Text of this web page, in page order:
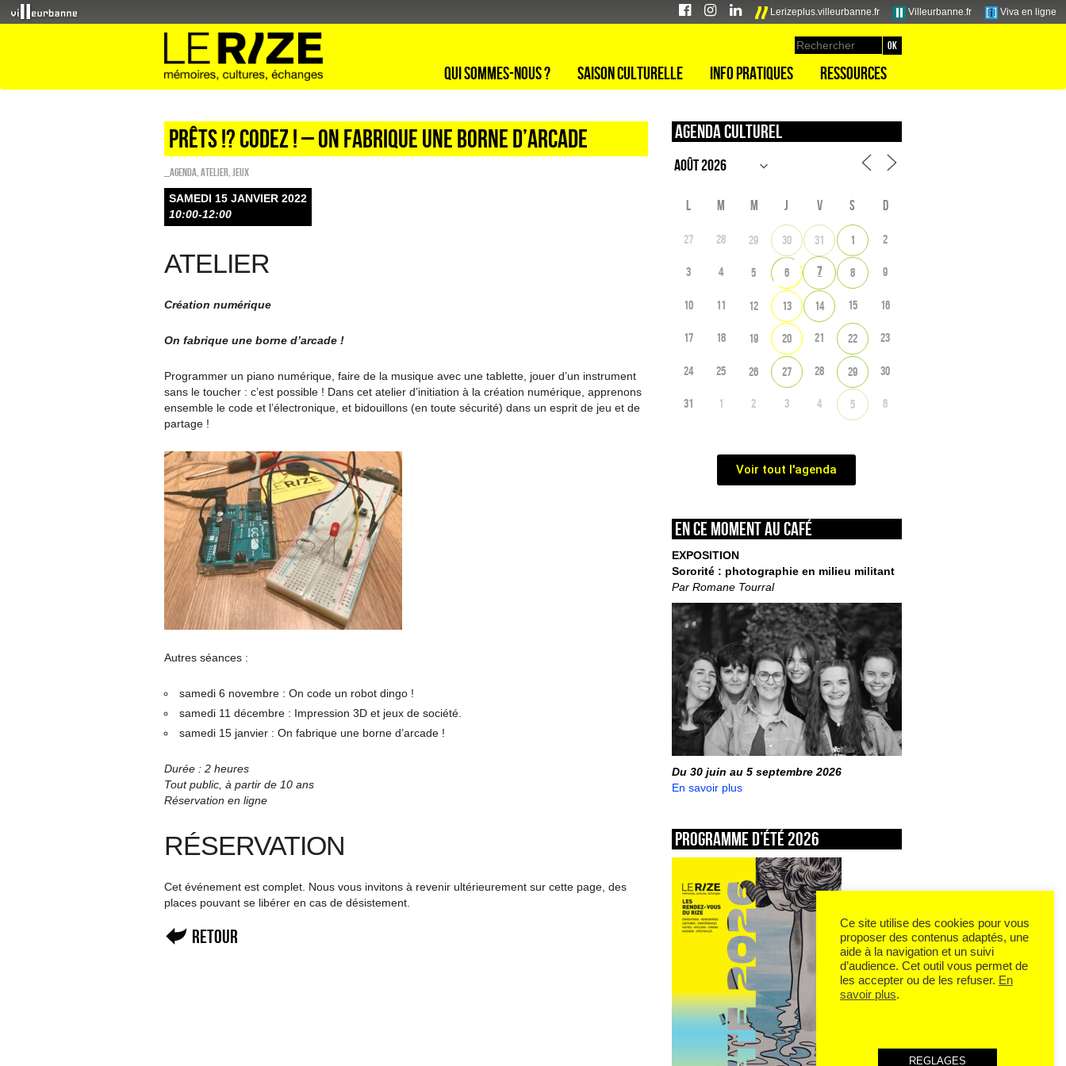
Lerizeplus.villeurbanne.fr Villeurbanne.fr Viva en ligne
Qui sommes-nous ? Saison culturelle Info pratiques Ressources
PRÊTS !? CODEZ ! – On fabrique une borne d’arcade
_Agenda Atelier Jeux
SAMEDI 15 JANVIER 2022
10:00-12:00
ATELIER
Création numérique
On fabrique une borne d’arcade !
Programmer un piano numérique, faire de la musique avec une tablette, jouer d’un instrument
sans le toucher : c’est possible ! Dans cet atelier d’initiation à la création numérique, apprenons
ensemble le code et l’électronique, et bidouillons (en toute sécurité) dans un esprit de jeu et de
partage !
Autres séances :
samedi 6 novembre : On code un robot dingo !
samedi 11 décembre : Impression 3D et jeux de société.
samedi 15 janvier : On fabrique une borne d’arcade !
Durée : 2 heures
Tout public, à partir de 10 ans
Réservation en ligne
RÉSERVATION
Cet événement est complet. Nous vous invitons à revenir ultérieurement sur cette page, des
places pouvant se libérer en cas de désistement.
Retour
Agenda culturel
L M M J V S D
27 28 29 30 31 1 2
3 4 5 6 7 8 9
10 11 12 13 14 15 16
17 18 19 20 21 22 23
24 25 26 27 28 29 30
31 1 2 3 4 5 6
Voir tout l'agenda
En ce moment au café
EXPOSITION
Sororité : photographie en milieu militant
Par Romane Tourral
Du 30 juin au 5 septembre 2026
En savoir plus
Programme d’été 2026
Ce site utilise des cookies pour vous
proposer des contenus adaptés, une
aide à la navigation et un suivi
d’audience. Cet outil vous permet de
les accepter ou de les refuser. En
savoir plus.
REGLAGES